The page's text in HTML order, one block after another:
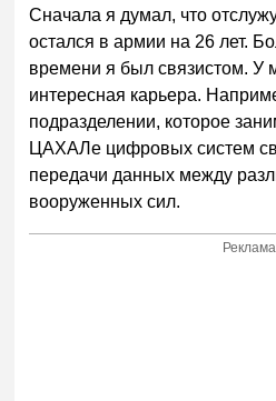
Сначала я думал, что
остался в армии на 26 лет.
времени я был связистом. У
интересная карьера.
подразделении, которое
ЦАХАЛе цифровых систем
передачи данных между
вооруженных сил.
Реклама